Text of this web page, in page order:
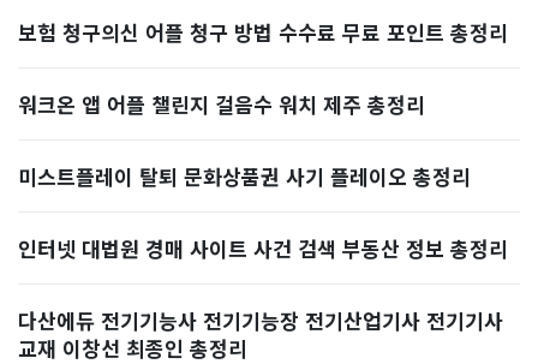
보험 청구의신 어플 청구 방법 수수료 무료 포인트 총정리
워크온 앱 어플 챌린지 걸음수 워치 제주 총정리
미스트플레이 탈퇴 문화상품권 사기 플레이오 총정리
인터넷 대법원 경매 사이트 사건 검색 부동산 정보 총정리
다산에듀 전기기능사 전기기능장 전기산업기사 전기기사
교재 이창선 최종인 총정리